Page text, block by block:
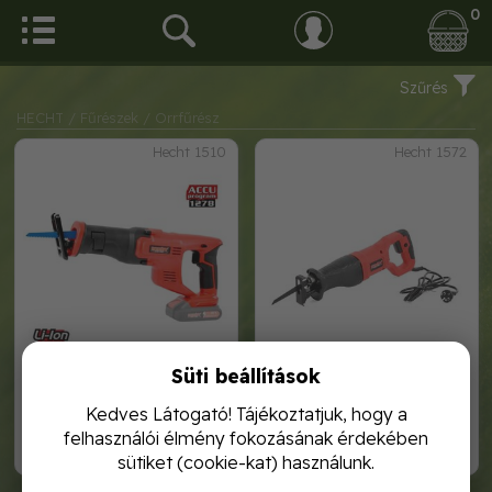
0
Szűrés
HECHT / Fűrészek
/ Orrfűrész
Hecht 1510
17 990,-
hecht 1510 - akkumulátoros
orrfűrész
Hecht 1572
14 990,-
hecht 1572 - e. orrfűrész
Süti beállítások
Kedves Látogató! Tájékoztatjuk, hogy a
felhasználói élmény fokozásának érdekében
sütiket (cookie-kat) használunk.